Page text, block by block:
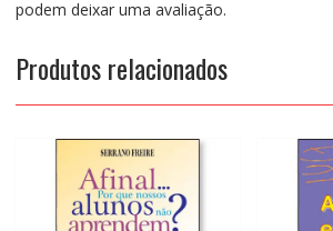
podem deixar uma avaliação.
Produtos relacionados